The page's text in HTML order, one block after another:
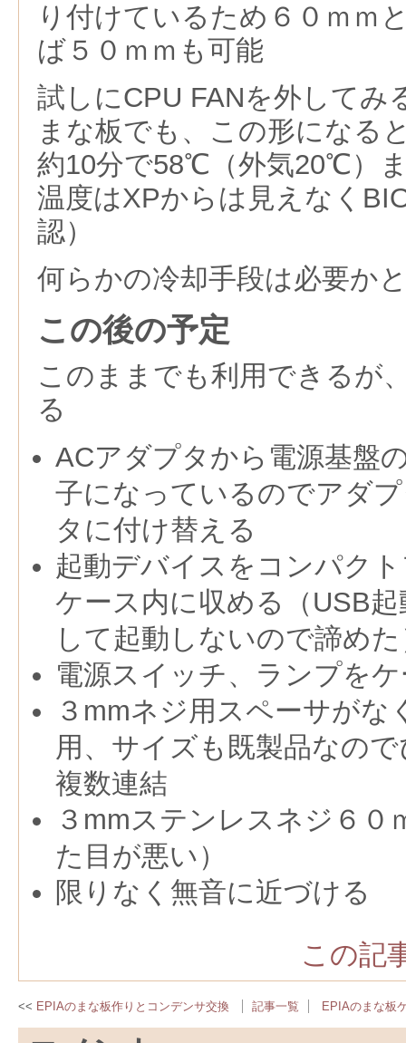
り付けているため６０ｍｍ
ば５０ｍｍも可能
試しにCPU FANを外してみ
まな板でも、この形になる
約10分で58℃（外気20℃）
温度はXPからは見えなく
認）
何らかの冷却手段は必要か
この後の予定
このままでも利用できるが
る
ACアダプタから電源基盤
子になっているのでアダ
タに付け替える
起動デバイスをコンパク
ケース内に収める（USB
して起動しないので諦め
電源スイッチ、ランプを
３mmネジ用スペーサがな
用、サイズも既製品なの
複数連結
３mmステンレスネジ６０
た目が悪い）
限りなく無音に近づける
この記
EPIAのまな板作りとコンデンサ交換 記事一覧 EPIAのまな板